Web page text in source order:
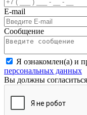
E-mail
Сообщение
Я ознакомлен(а) и
персональных данных
Вы должны